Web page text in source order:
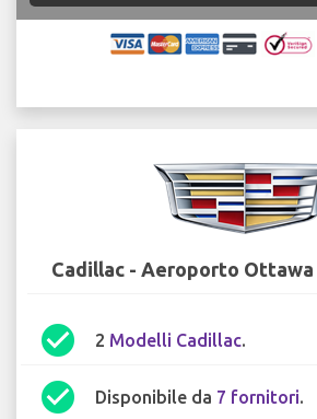
Cadillac - Aeroporto
check_circle 2 Modelli Cadillac.
check_circle Disponibile da 7 fornitori.